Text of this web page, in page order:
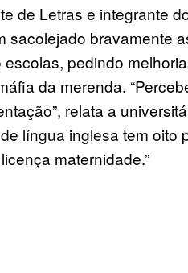
de Letras e integrante
sacolejado bravamente
pedindo
da merenda.
relata a
língua inglesa tem
maternidade.”